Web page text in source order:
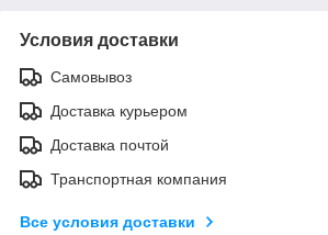
Условия доставки
Самовывоз
Доставка курьером
Доставка почтой
Транспортная компания
Все условия доставки